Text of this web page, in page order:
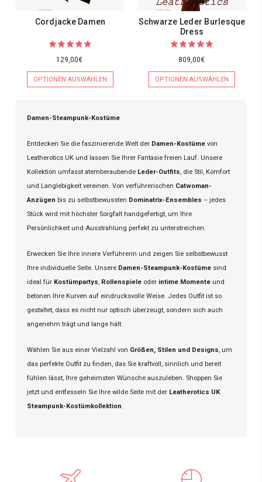
Cordjacke Damen
129,00€
OPTIONEN AUSWÄHLEN
Schwarze Leder Burlesque
Dress
809,00€
OPTIONEN AUSWÄHLEN
Damen-Steampunk-Kostüme
Entdecken Sie die faszinierende Welt der Damen-Kostüme von
Leatherotics UK und lassen Sie Ihrer Fantasie freien Lauf. Unsere
Kollektion umfasst atemberaubende Leder-Outfits, die Stil, Komfort
und Langlebigkeit vereinen. Von verführerischen Catwoman-
Anzügen bis zu selbstbewussten Dominatrix-Ensembles – jedes
Stück wird mit höchster Sorgfalt handgefertigt, um Ihre
Persönlichkeit und Ausstrahlung perfekt zu unterstreichen.
Erwecken Sie Ihre innere Verführerin und zeigen Sie selbstbewusst
Ihre individuelle Seite. Unsere Damen-Steampunk-Kostüme sind
ideal für Kostümpartys, Rollenspiele oder intime Momente und
betonen Ihre Kurven auf eindrucksvolle Weise. Jedes Outfit ist so
gestaltet, dass es nicht nur optisch überzeugt, sondern sich auch
angenehm trägt und lange hält.
Wählen Sie aus einer Vielzahl von Größen, Stilen und Designs, um
das perfekte Outfit zu finden, das Sie kraftvoll, sinnlich und bereit
fühlen lässt, Ihre geheimsten Wünsche auszuleben. Shoppen Sie
jetzt und entfesseln Sie Ihre wilde Seite mit der Leatherotics UK
Steampunk-Kostümkollektion.